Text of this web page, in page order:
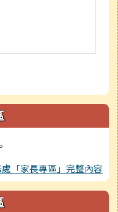
「家長專區」完整內容